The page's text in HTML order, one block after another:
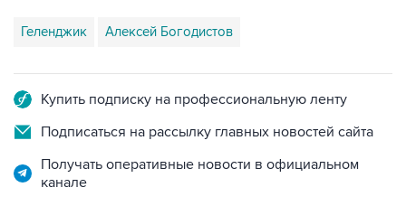
Геленджик Алексей Богодистов
Купить подписку на профессиональную ленту
Подписаться на рассылку главных новостей сайта
Получать оперативные новости в официальном
канале